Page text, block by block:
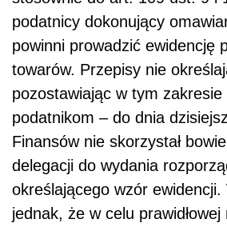
podatnicy dokonujący
powinni prowadzić ewidencję
towarów. Przepisy nie
pozostawiając w tym zakresie
podatnikom – do dnia
Finansów nie skorzystał
delegacji do wydania
określającego wzór ewidencji.
jednak, że w celu prawidłowej